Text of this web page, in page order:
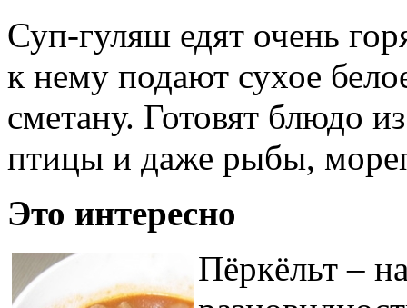
Суп-гуляш едят очень
к нему подают сухое
сметану. Готовят блюдо
птицы и даже рыбы,
Это интересно
Пёркёльт –